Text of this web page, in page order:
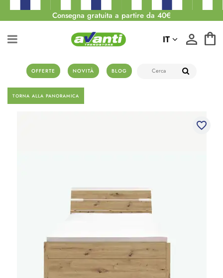
Consegna gratuita a partire da 40€
OFFERTE NOVITÀ BLOG
IT
TORNA ALLA PANORAMICA
favorite_border